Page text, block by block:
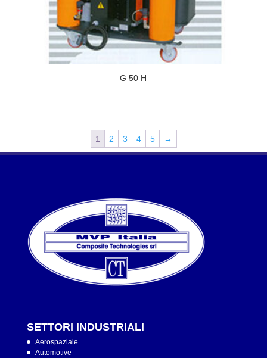
G 50 H
1 2 3 4 5 →
SETTORI INDUSTRIALI
Aerospaziale
Automotive